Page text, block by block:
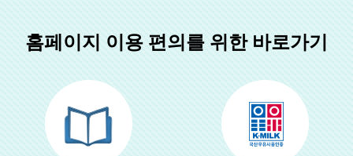
홈페이지 이용 편의를 위한 바로가기